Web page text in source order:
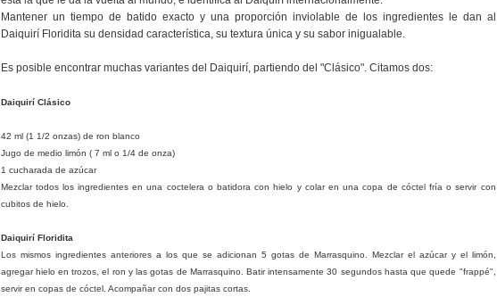
Mantener un tiempo de batido exacto y una proporción inviolable de los ingredientes le dan al
Daiquirí Floridita su densidad característica, su textura única y su sabor inigualable.
Es posible encontrar muchas variantes del Daiquirí, partiendo del "Clásico". Citamos dos:
Daiquirí Clásico
42 ml (1 1/2 onzas) de ron blanco
Jugo de medio limón ( 7 ml o 1/4 de onza)
1 cucharada de azúcar
Mezclar todos los ingredientes en una coctelera o batidora con hielo y colar en una copa de cóctel fría o servir con
cubitos de hielo.
Daiquirí Floridita
Los mismos ingredientes anteriores a los que se adicionan 5 gotas de Marrasquino. Mezclar el azúcar y el limón,
agregar hielo en trozos, el ron y las gotas de Marrasquino. Batir intensamente 30 segundos hasta que quede "frappé",
servir en copas de cóctel. Acompañar con dos pajitas cortas.